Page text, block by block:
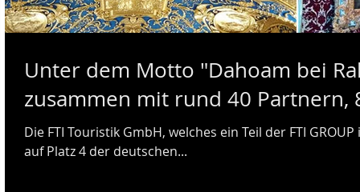
Unter dem Motto "Dahoam bei
zusammen mit rund 40 Partnern,
Die FTI Touristik GmbH, welches ein Teil der FTI
auf Platz 4 der deutschen...